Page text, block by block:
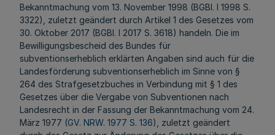
Bekanntmachung vom 13. November 1998 (BGBl. I 1998 S.
3322), zuletzt geändert durch Artikel 1 des Gesetzes vom
30. Oktober 2017 (BGBl. I 2017 S. 3618) handeln. Die im
Bewilligungsbescheid des Bundes für
subventionserheblich erklärten Angaben sind auch für die
Landesförderung subventionserheblich im Sinne von §
264 des Strafgesetzbuches in Verbindung mit § 1 des
Gesetzes über die Vergabe von Subventionen nach
Landesrecht in der Fassung der Bekanntmachung vom 24.
März 1977 (GV. NRW. 1977 S. 136), zuletzt geändert